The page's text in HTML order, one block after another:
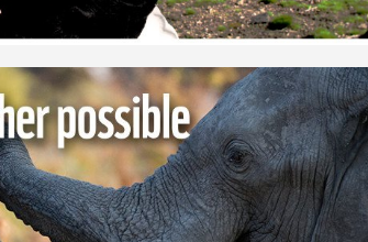
한중미술 교류의 플랫홈
윤아르떼